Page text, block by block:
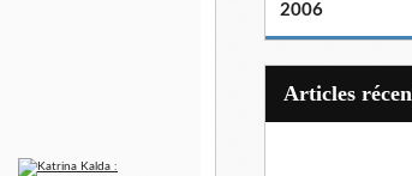
2006
articles